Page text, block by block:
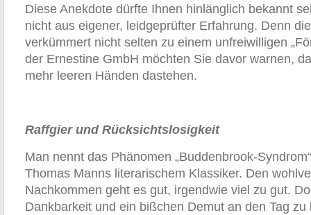
Diese Anekdote dürfte Ihnen hinlänglich bekannt
nicht aus eigener, leidgeprüfter Erfahrung. Denn
verkümmert nicht selten zu einem unfreiwilligen
der Ernestine GmbH möchten Sie davor warnen,
mehr leeren Händen dastehen.
Raffgier und Rücksichtslosigkeit
Man nennt das Phänomen „Buddenbrook-
Thomas Manns literarischem Klassiker. Den
Nachkommen geht es gut, irgendwie viel zu gut.
Dankbarkeit und ein bißchen Demut an den Tag